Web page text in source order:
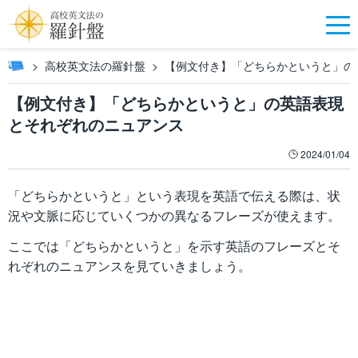
高校英文法の羅針盤 【例文付き】「どちらかというと」
【例文付き】「どちらかというと」の英語表現
とそれぞれのニュアンス
2024/01/04
「どちらかというと」という表現を英語で伝える際は、状
況や文脈に応じていくつかの異なるフレーズが使えます。
ここでは「どちらかというと」を示す英語のフレーズとそ
れぞれのニュアンスを見ていきましょう。